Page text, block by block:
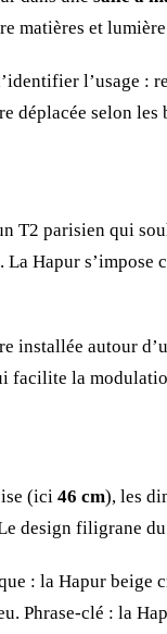
matières et
l’usage :
déplacée selon
T2 parisien qui
La Hapur
installée autour
facilite la
(ici 46 cm), les
design filigrane
: la Hapur beige
Phrase-clé : la